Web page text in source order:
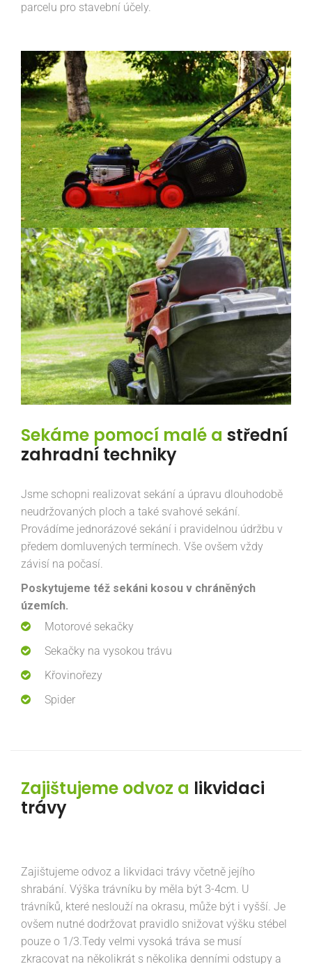
parcelu pro stavební účely.
Sekáme pomocí malé a střední
zahradní techniky
Jsme schopni realizovat sekání a úpravu dlouhodobě
neudržovaných ploch a také svahové sekání.
Provádíme jednorázové sekání i pravidelnou údržbu v
předem domluvených termínech. Vše ovšem vždy
závisí na počasí.
Poskytujeme též sekáni kosou v chráněných
územích.
Motorové sekačky
Sekačky na vysokou trávu
Křovinořezy
Spider
Zajištujeme odvoz a likvidaci
trávy
Zajištujeme odvoz a likvidaci trávy včetně jejího
shrabání. Výška trávníku by měla být 3-4cm. U
trávníků, které neslouží na okrasu, může být i vyšší. Je
ovšem nutné dodržovat pravidlo snižovat výšku stébel
pouze o 1/3.Tedy velmi vysoká tráva se musí
zkracovat na několikrát s několika denními odstupy a